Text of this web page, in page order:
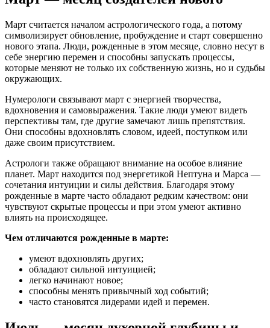
Март считается началом астрологического года, а потому
символизирует обновление, пробуждение и старт совершенно
нового этапа. Люди, рожденные в этом месяце, словно несут в
себе энергию перемен и способны запускать процессы,
которые меняют не только их собственную жизнь, но и судьбы
окружающих.
Нумерологи связывают март с энергией творчества,
вдохновения и самовыражения. Такие люди умеют видеть
перспективы там, где другие замечают лишь препятствия.
Они способны вдохновлять словом, идеей, поступком или
даже своим присутствием.
Астрологи также обращают внимание на особое влияние
планет. Март находится под энергетикой Нептуна и Марса —
сочетания интуиции и силы действия. Благодаря этому
рожденные в марте часто обладают редким качеством: они
чувствуют скрытые процессы и при этом умеют активно
влиять на происходящее.
Чем отличаются рожденные в марте:
умеют вдохновлять других;
обладают сильной интуицией;
легко начинают новое;
способны менять привычный ход событий;
часто становятся лидерами идей и перемен.